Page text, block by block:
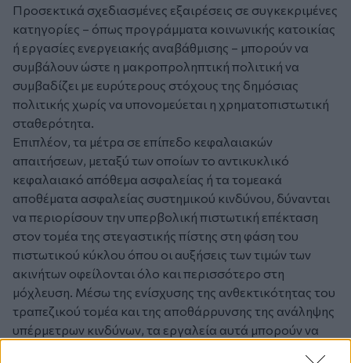
Προσεκτικά σχεδιασμένες εξαιρέσεις σε συγκεκριμένες
κατηγορίες – όπως προγράμματα κοινωνικής κατοικίας
ή εργασίες ενεργειακής αναβάθμισης – μπορούν να
συμβάλουν ώστε η μακροπροληπτική πολιτική να
συμβαδίζει με ευρύτερους στόχους της δημόσιας
πολιτικής χωρίς να υπονομεύεται η χρηματοπιστωτική
σταθερότητα.
Επιπλέον, τα μέτρα σε επίπεδο κεφαλαιακών
απαιτήσεων, μεταξύ των οποίων το αντικυκλικό
κεφαλαιακό απόθεμα ασφαλείας ή τα τομεακά
αποθέματα ασφαλείας συστημικού κινδύνου, δύνανται
να περιορίσουν την υπερβολική πιστωτική επέκταση
στον τομέα της στεγαστικής πίστης στη φάση του
πιστωτικού κύκλου όπου οι αυξήσεις των τιμών των
ακινήτων οφείλονται όλο και περισσότερο στη
μόχλευση. Μέσω της ενίσχυσης της ανθεκτικότητας του
τραπεζικού τομέα και της αποθάρρυνσης της ανάληψης
υπέρμετρων κινδύνων, τα εργαλεία αυτά μπορούν να